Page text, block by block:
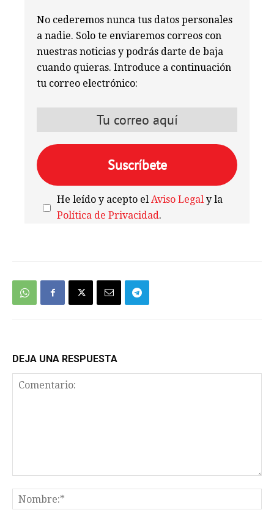
No cederemos nunca tus datos personales
a nadie. Solo te enviaremos correos con
nuestras noticias y podrás darte de baja
cuando quieras. Introduce a continuación
tu correo electrónico:
He leído y acepto elAviso Legal y la
Política de Privacidad.
DEJA UNA RESPUESTA